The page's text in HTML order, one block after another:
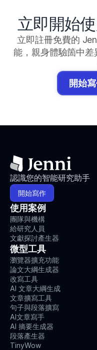
立即開始
立即註冊免費的
能，親身體驗箇中
開始
認識您的智能研究助手
開始寫作
使用案例
團隊與機構
給研究人員
文獻探討產生器
微型工具
瀏覽器擴充功能
論文大綱生成器
改寫工具
AI 文章大綱生成
文章擴寫工具
句子與段落擴寫
AI文章寫手
AI 摘要生成器
段落產生器
TinyWow